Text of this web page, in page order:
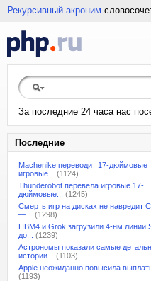
Рекурсивный акроним
За последние 24 часа нас
Последние
Machenike переводит 17-дюймовые
игровые...
(1124)
Thunderobot перевела игровые 17-
дюймовые...
(1245)
Смерть игр на дисках не навредит
—...
(1298)
HBM4 и Grok загрузили 4-нм линии
до...
(1239)
Астрономы показали самые
истории...
(1103)
Apple неожиданно повысила
(1193)